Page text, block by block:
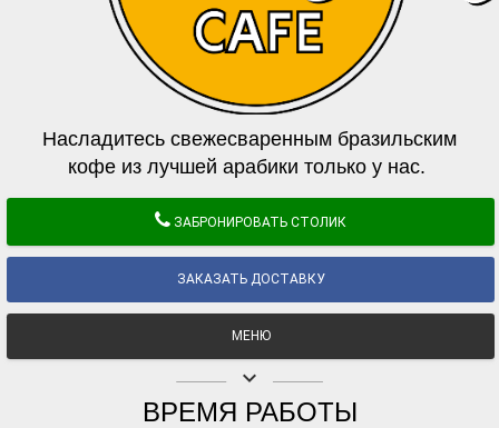
Насладитесь свежесваренным бразильским
кофе из лучшей арабики только у нас.
ЗАБРОНИРОВАТЬ СТОЛИК
ЗАКАЗАТЬ ДОСТАВКУ
МЕНЮ
keyboard_arrow_down
ВРЕМЯ РАБОТЫ